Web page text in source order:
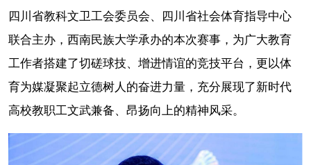
四川省教科文卫工会委员会、四川省社会体育指导中心
联合主办，西南民族大学承办的本次赛事，为广大教育
工作者搭建了切磋球技、增进情谊的竞技平台，更以体
育为媒凝聚起立德树人的奋进力量，充分展现了新时代
高校教职工文武兼备、昂扬向上的精神风采。